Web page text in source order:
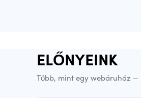
ELŐNYEINK
Több, mint egy webáruház